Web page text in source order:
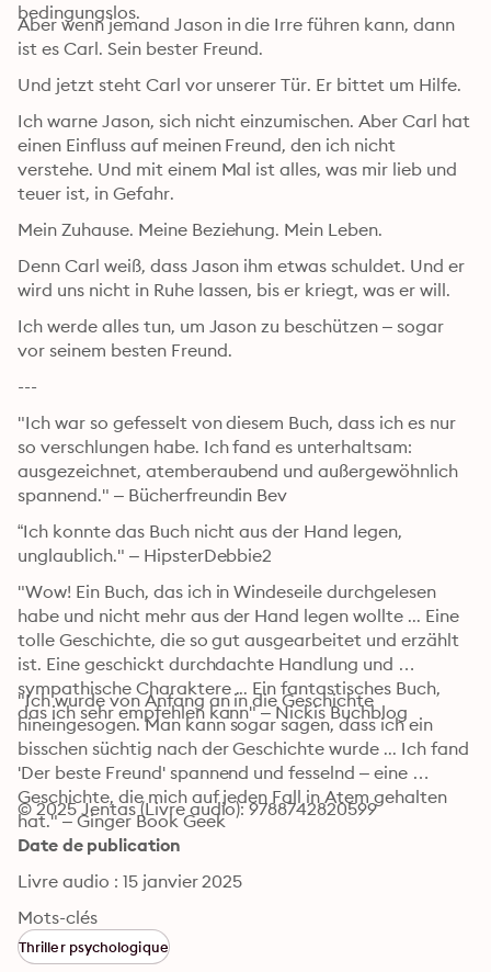
bedingungslos.
Aber wenn jemand Jason in die Irre führen kann, dann
ist es Carl. Sein bester Freund.
Und jetzt steht Carl vor unserer Tür. Er bittet um Hilfe.
Ich warne Jason, sich nicht einzumischen. Aber Carl hat
einen Einfluss auf meinen Freund, den ich nicht
verstehe. Und mit einem Mal ist alles, was mir lieb und
teuer ist, in Gefahr.
Mein Zuhause. Meine Beziehung. Mein Leben.
Denn Carl weiß, dass Jason ihm etwas schuldet. Und er
wird uns nicht in Ruhe lassen, bis er kriegt, was er will.
Ich werde alles tun, um Jason zu beschützen – sogar
vor seinem besten Freund.
---
"Ich war so gefesselt von diesem Buch, dass ich es nur
so verschlungen habe. Ich fand es unterhaltsam:
ausgezeichnet, atemberaubend und außergewöhnlich
spannend." – Bücherfreundin Bev
“Ich konnte das Buch nicht aus der Hand legen,
unglaublich." – HipsterDebbie2
"Wow! Ein Buch, das ich in Windeseile durchgelesen
habe und nicht mehr aus der Hand legen wollte ... Eine
tolle Geschichte, die so gut ausgearbeitet und erzählt
ist. Eine geschickt durchdachte Handlung und
sympathische Charaktere ... Ein fantastisches Buch,
das ich sehr empfehlen kann" – Nickis Buchblog
"Ich wurde von Anfang an in die Geschichte
hineingesogen. Man kann sogar sagen, dass ich ein
bisschen süchtig nach der Geschichte wurde ... Ich fand
'Der beste Freund' spannend und fesselnd – eine
Geschichte, die mich auf jeden Fall in Atem gehalten
hat." – Ginger Book Geek
© 2025 Jentas (Livre audio): 9788742820599
Date de publication
Livre audio : 15 janvier 2025
Mots-clés
Thriller psychologique